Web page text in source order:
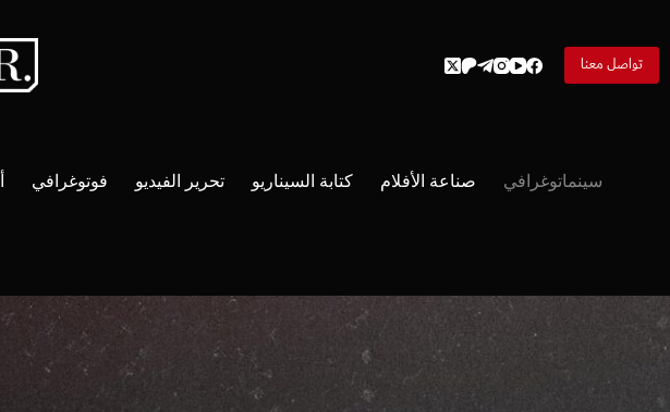
المحتوى
تواصل معنا
سينماتوغرافي صناعة الأفلام كتابة السيناريو تحرير الفيديو فوتوغرافي